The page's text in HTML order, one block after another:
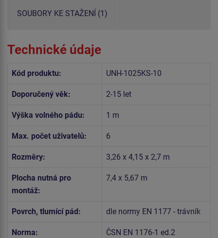
SOUBORY KE STAŽENÍ (1)
Technické údaje
Kód produktu: UNH-1025KS-10
Doporučený věk: 2-15 let
Výška volného pádu: 1 m
Max. počet uživatelů: 6
Rozměry: 3,26 x 4,15 x 2,7 m
Plocha nutná pro
montáž:
7,4 x 5,67 m
Povrch, tlumící pád: dle normy EN 1177 - trávník
Norma:
ČSN EN 1176-1 ed.2